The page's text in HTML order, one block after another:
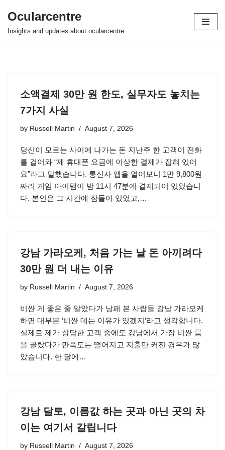
Skip
Ocularcentre
Insights and updates about ocularcentre
소액결제 30만 원 한도, 실무자도 놓치는
7가지 사실
by Russell Martin August 7, 2026
당신이 모르는 사이에 나가는 돈 지난주 한 고객이 전화
를 걸어와 “제 휴대폰 요금에 이상한 결제가 잡혀 있어
요”라고 말했습니다. 통신사 앱을 열어보니 1만 9,800원
짜리 게임 아이템이 밤 11시 47분에 결제되어 있었습니
다. 본인은 그 시간에 잠들어 있었고,…
강남 가라오케, 처음 가는 날 돈 아끼려다
30만 원 더 내는 이유
by Russell Martin August 7, 2026
비싼 게 좋은 줄 알았다가 낭패 본 사람들 강남 가라오케
하면 대부분 ‘비싼 데는 이유가 있겠지’라고 생각합니다.
실제로 제가 상담한 고객 중에도 강남에서 가장 비싼 룸
을 골랐다가 만족도는 떨어지고 지출만 커진 경우가 많
았습니다. 한 달에…
강남 달토, 이름값 하는 곳과 아닌 곳의 차
이는 여기서 갈립니다
by Russell Martin August 7, 2026